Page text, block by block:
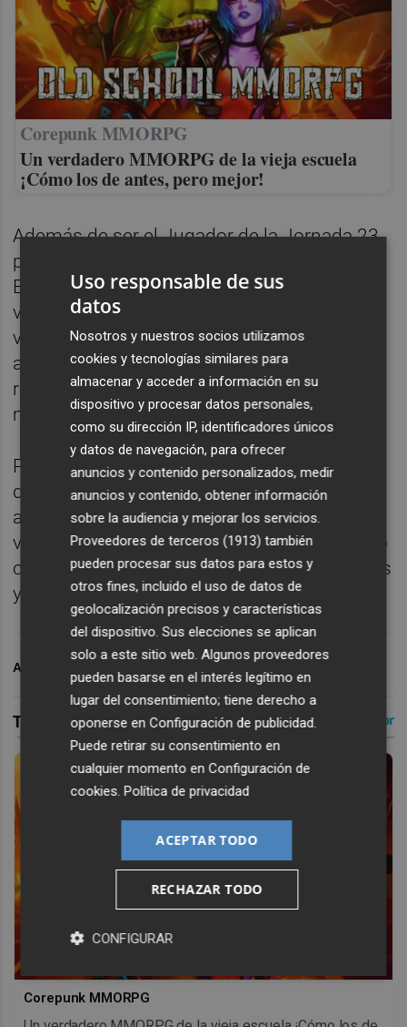
Corepunk MMORPG
Un verdadero MMORPG de la vieja escuela
¡Cómo los de antes, pero mejor!
Además de ser el Jugador de la Jornada 23,
primera vez con la elástica de Valencia
Basket, Jean Montero firmó la mejor
valoración del club en 23 años. El exterior
valenciano también arrasó en la exhibición
ante Leyma Coruña, con 18 puntos, 7
rebotes, 5 asistencias y 25 de valoración en
menos de 21 minutos.
Para completar su grandioso mes, el
dominicano cerró marzo con otra destacada
actuación en una victoria 'taronja': 14 de
valoración en menos de 18 minutos y medio
contra Coviran Granada, sumando 11 puntos
y 4 asistencias.
ARCHIVADO EN
Corepunk MMORPG
Uso responsable de sus
datos
Nosotros y nuestros socios utilizamos
cookies y tecnologías similares para
almacenar y acceder a información en su
dispositivo y procesar datos personales,
como su dirección IP, identificadores únicos
y datos de navegación, para ofrecer
anuncios y contenido personalizados, medir
anuncios y contenido, obtener información
sobre la audiencia y mejorar los servicios.
Proveedores de terceros (1913) también
pueden procesar sus datos para estos y
otros fines, incluido el uso de datos de
geolocalización precisos y características
del dispositivo. Sus elecciones se aplican
solo a este sitio web. Algunos proveedores
pueden basarse en el interés legítimo en
lugar del consentimiento; tiene derecho a
oponerse enConfiguración de publicidad
Puede retirar su consentimiento en
cualquier momento enConfiguración de
cookies .Política de privacidad
ACEPTAR TODO
RECHAZAR TODO
CONFIGURAR